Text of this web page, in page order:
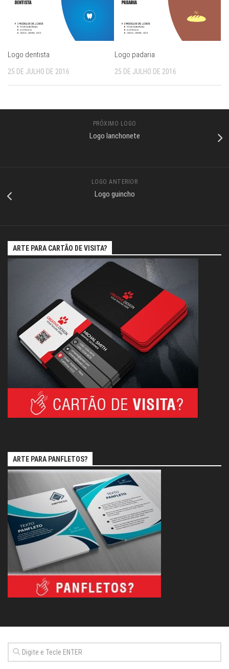
Logo dentista
25 DE JULHO DE 2016
Logo padaria
25 DE JULHO DE 2016
PRÓXIMO LOGO
Logo lanchonete
LOGO ANTERIOR
Logo guincho
ARTE PARA CARTÃO DE VISITA?
ARTE PARA PANFLETOS?